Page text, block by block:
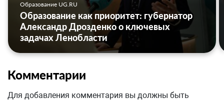
Образование UG.RU
Образование как приоритет: губернатор
Александр Дрозденко о ключевых
задачах Ленобласти
Комментарии
Для добавления комментария вы должны быть